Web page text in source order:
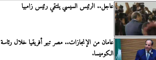
عاجل.. الرئيس السيسي يلتقي رئيس زامبيا
عامان من الإنجازات.. مصر تبهر أفريقيا خلال رئاسة
الكوميسا.